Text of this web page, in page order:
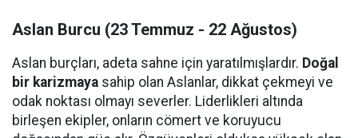
Aslan Burcu (23 Temmuz - 22 Ağustos)
Aslan burçları, adeta sahne için yaratılmışlardır. Doğal
bir karizmaya sahip olan Aslanlar, dikkat çekmeyi ve
odak noktası olmayı severler. Liderlikleri altında
birleşen ekipler, onların cömert ve koruyucu